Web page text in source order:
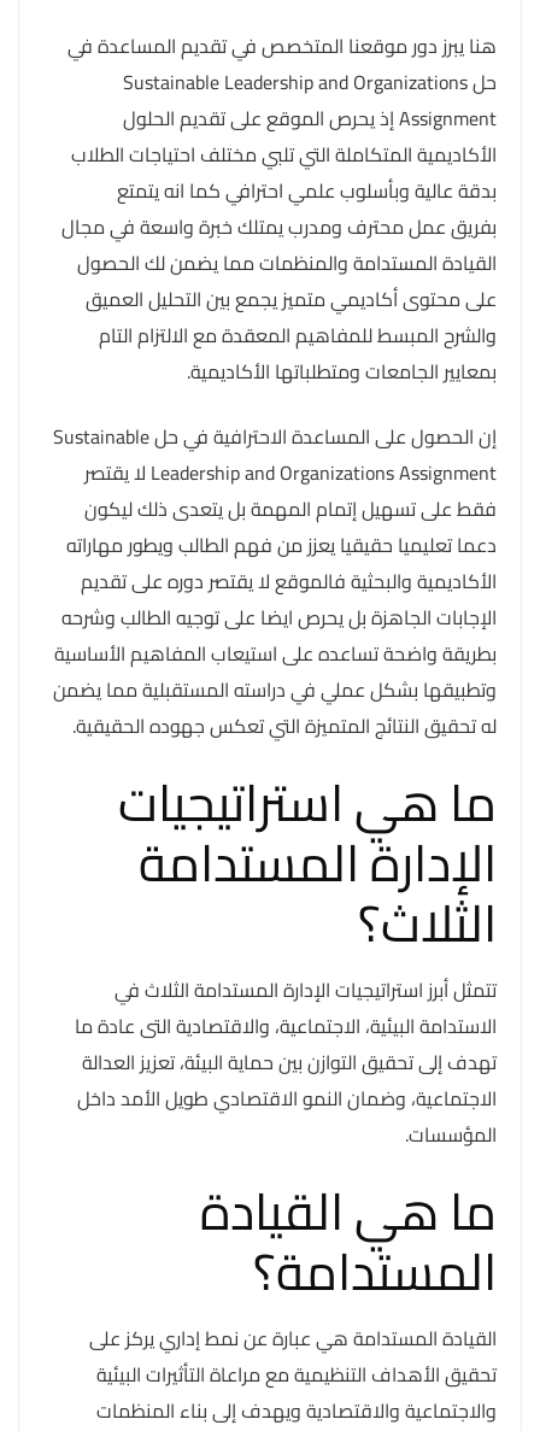
هنا يبرز دور موقعنا المتخصص في تقديم المساعدة في
حل Sustainable Leadership and Organizations
Assignment إذ يحرص الموقع على تقديم الحلول
الأكاديمية المتكاملة التي تلبي مختلف احتياجات الطلاب
بدقة عالية وبأسلوب علمي احترافي كما انه يتمتع
بفريق عمل محترف ومدرب يمتلك خبرة واسعة في مجال
القيادة المستدامة والمنظمات مما يضمن لك الحصول
على محتوى أكاديمي متميز يجمع بين التحليل العميق
والشرح المبسط للمفاهيم المعقدة مع الالتزام التام
بمعايير الجامعات ومتطلباتها الأكاديمية.
إن الحصول على المساعدة الاحترافية في حل Sustainable
Leadership and Organizations Assignment لا يقتصر
فقط على تسهيل إتمام المهمة بل يتعدى ذلك ليكون
دعما تعليميا حقيقيا يعزز من فهم الطالب ويطور مهاراته
الأكاديمية والبحثية فالموقع لا يقتصر دوره على تقديم
الإجابات الجاهزة بل يحرص ايضا على توجيه الطالب وشرحه
بطريقة واضحة تساعده على استيعاب المفاهيم الأساسية
وتطبيقها بشكل عملي في دراسته المستقبلية مما يضمن
له تحقيق النتائج المتميزة التي تعكس جهوده الحقيقية.
ما هي استراتيجيات
الإدارة المستدامة
الثلاث؟
تتمثل أبرز استراتيجيات الإدارة المستدامة الثلاث في
الاستدامة البيئية، الاجتماعية، والاقتصادية التى عادة ما
تهدف إلى تحقيق التوازن بين حماية البيئة، تعزيز العدالة
الاجتماعية، وضمان النمو الاقتصادي طويل الأمد داخل
المؤسسات.
ما هي القيادة
المستدامة؟
القيادة المستدامة هي عبارة عن نمط إداري يركز على
تحقيق الأهداف التنظيمية مع مراعاة التأثيرات البيئية
والاجتماعية والاقتصادية ويهدف إلى بناء المنظمات